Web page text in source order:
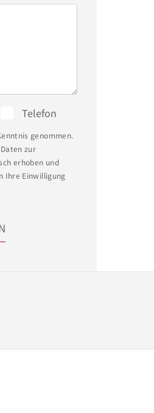
Telefon
genommen.
zur
erhoben und
Ihre Einwilligung